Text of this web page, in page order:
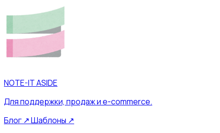
NOTE-IT ASIDE
Для поддержки, продаж и e-commerce.
Блог ↗Шаблоны ↗